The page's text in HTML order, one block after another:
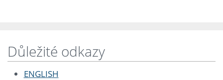
Důležité odkazy
ENGLISH